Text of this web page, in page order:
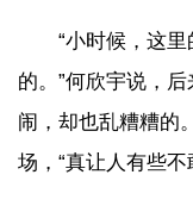
“小时候，这
的。”何欣宇说，
闹，却也乱糟糟的
场，“真让人有些不